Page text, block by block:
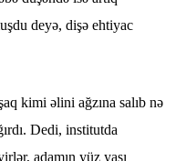
deyə, dişə ehtiyac
kimi əlini ağzına salıb nə
Dedi, institutda
adamın yüz yaşı